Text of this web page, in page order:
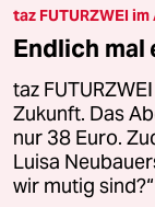
taz FUTURZWEI
Endlich mal
taz
Zukunft. Das
nur 38 Euro.
Luisa
wir mutig